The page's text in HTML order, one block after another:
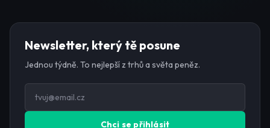
Newsletter, který tě posune
Jednou týdně. To nejlepší z trhů a světa peněz.
Chci se přihlásit